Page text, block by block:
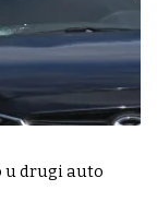
u drugi auto